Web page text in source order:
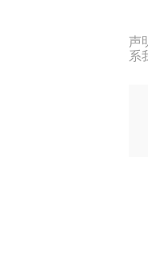
声
系